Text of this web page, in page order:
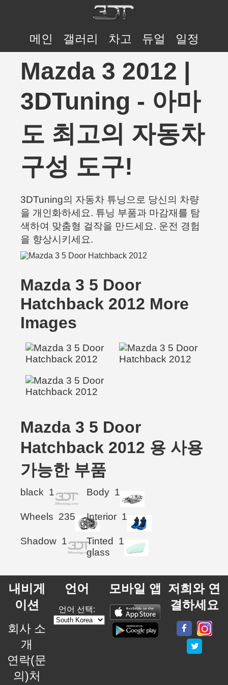
메인 갤러리 차고 듀얼 일정
Mazda 3 2012 |
3DTuning - 아마
도 최고의 자동차
구성 도구!
3DTuning의 자동차 튜닝으로 당신의 차량
을 개인화하세요. 튜닝 부품과 마감재를 탐
색하여 맞춤형 걸작을 만드세요. 운전 경험
을 향상시키세요.
Mazda 3 5 Door
Hatchback 2012 More
Images
Mazda 3 5 Door
Hatchback 2012 용 사용
가능한 부품
black 1 Body 1
Wheels 235 Interior 1
Shadow 1
Tinted
glass
1
내비게
이션
회사 소
개
연락(문
의)처
언어
언어 선택:
모바일 앱 저희와 연
결하세요